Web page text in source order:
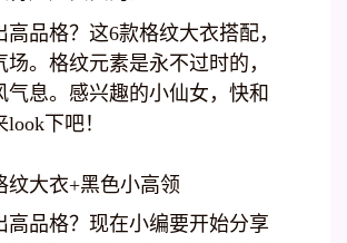
高品格？这6款格纹大衣搭配，
场。格纹元素是永不过时的，
气息。感兴趣的小仙女，快和
下吧！
纹大衣+黑色小高领
高品格？现在小编要开始分享